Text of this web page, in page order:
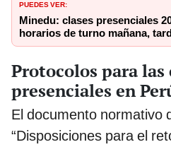
PUEDES VER:
Minedu: clases presenciales
horarios de turno mañana,
Protocolos para las
presenciales en
El documento normativo
“Disposiciones para el